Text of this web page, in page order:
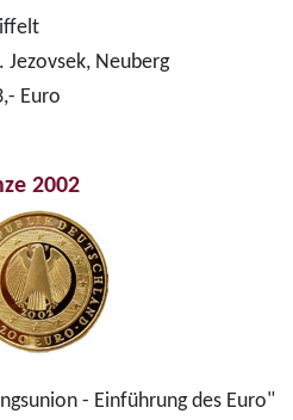
Jezovsek, Neuberg
Euro
2002
- Einführung des Euro"